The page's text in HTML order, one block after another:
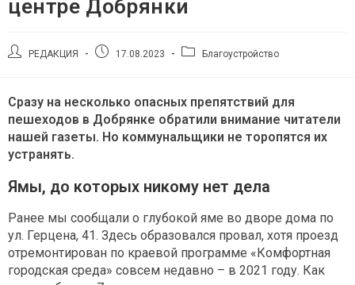
центре Добрянки
АвторРЕДАКЦИЯ
Запись17.08.2023
РубрикаБлагоустройство
Сразу на несколько опасных препятствий для
пешеходов в Добрянке обратили внимание читатели
нашей газеты. Но коммунальщики не торопятся их
устранять.
Ямы, до которых никому нет дела
Ранее мы сообщали о глубокой яме во дворе дома по
ул. Герцена, 41. Здесь образовался провал, хотя проезд
отремонтирован по краевой программе «Комфортная
городская среда» совсем недавно – в 2021 году. Как